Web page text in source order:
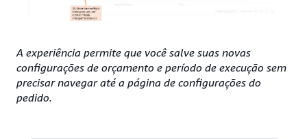
A experiência permite que você salve suas novas
configurações de orçamento e período de execução sem
precisar navegar até a página de configurações do
pedido.